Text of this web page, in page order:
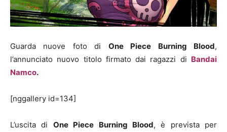
Guarda nuove foto di One Piece Burning Blood,
l’annunciato nuovo titolo firmato dai ragazzi di Bandai
Namco.
[nggallery id=134]
L’uscita di One Piece Burning Blood, è prevista per